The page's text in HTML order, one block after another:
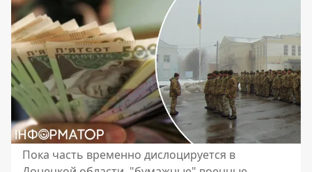
Пока часть временно дислоцируется в